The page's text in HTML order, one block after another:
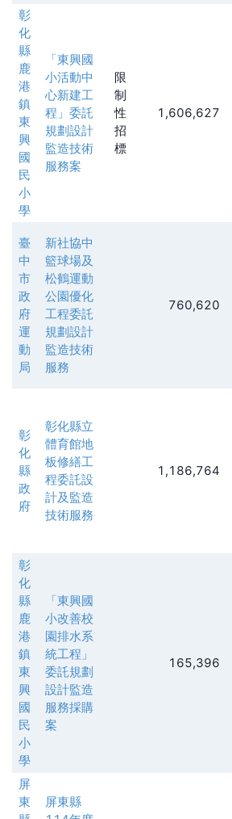
彰
化
縣
鹿
港
鎮
東
興
國
民
小
學
「東興國
小活動中
心新建工
程」委託
規劃設計
監造技術
服務案
限
制
性
招
標
1,606,627
臺
中
市
政
府
運
動
局
新社協中
籃球場及
松鶴運動
公園優化
工程委託
規劃設計
監造技術
服務
760,620
彰
化
縣
政
府
彰化縣立
體育館地
板修繕工
程委託設
計及監造
技術服務
1,186,764
彰
化
縣
鹿
港
鎮
東
興
國
民
小
學
「東興國
小改善校
園排水系
統工程」
委託規劃
設計監造
服務採購
案
165,396
屏
東
屏東縣